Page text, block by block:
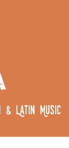
&Latin Music